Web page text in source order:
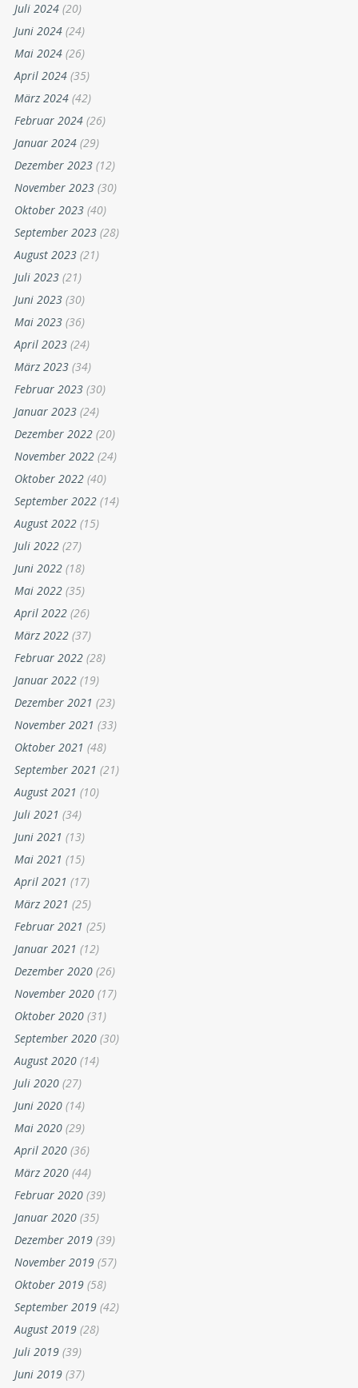
Juli 2024 (20)
Juni 2024 (24)
Mai 2024 (26)
April 2024 (35)
März 2024 (42)
Februar 2024 (26)
Januar 2024 (29)
Dezember 2023 (12)
November 2023 (30)
Oktober 2023 (40)
September 2023 (28)
August 2023 (21)
Juli 2023 (21)
Juni 2023 (30)
Mai 2023 (36)
April 2023 (24)
März 2023 (34)
Februar 2023 (30)
Januar 2023 (24)
Dezember 2022 (20)
November 2022 (24)
Oktober 2022 (40)
September 2022 (14)
August 2022 (15)
Juli 2022 (27)
Juni 2022 (18)
Mai 2022 (35)
April 2022 (26)
März 2022 (37)
Februar 2022 (28)
Januar 2022 (19)
Dezember 2021 (23)
November 2021 (33)
Oktober 2021 (48)
September 2021 (21)
August 2021 (10)
Juli 2021 (34)
Juni 2021 (13)
Mai 2021 (15)
April 2021 (17)
März 2021 (25)
Februar 2021 (25)
Januar 2021 (12)
Dezember 2020 (26)
November 2020 (17)
Oktober 2020 (31)
September 2020 (30)
August 2020 (14)
Juli 2020 (27)
Juni 2020 (14)
Mai 2020 (29)
April 2020 (36)
März 2020 (44)
Februar 2020 (39)
Januar 2020 (35)
Dezember 2019 (39)
November 2019 (57)
Oktober 2019 (58)
September 2019 (42)
August 2019 (28)
Juli 2019 (39)
Juni 2019 (37)